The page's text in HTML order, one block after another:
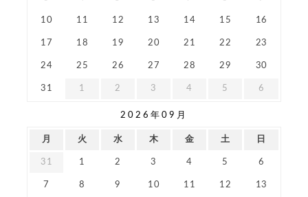
10 11 12 13 14 15 16
17 18 19 20 21 22 23
24 25 26 27 28 29 30
31 1 2 3 4 5 6
2026年09月
月 火 水 木 金 土 日
31 1 2 3 4 5 6
7 8 9 10 11 12 13